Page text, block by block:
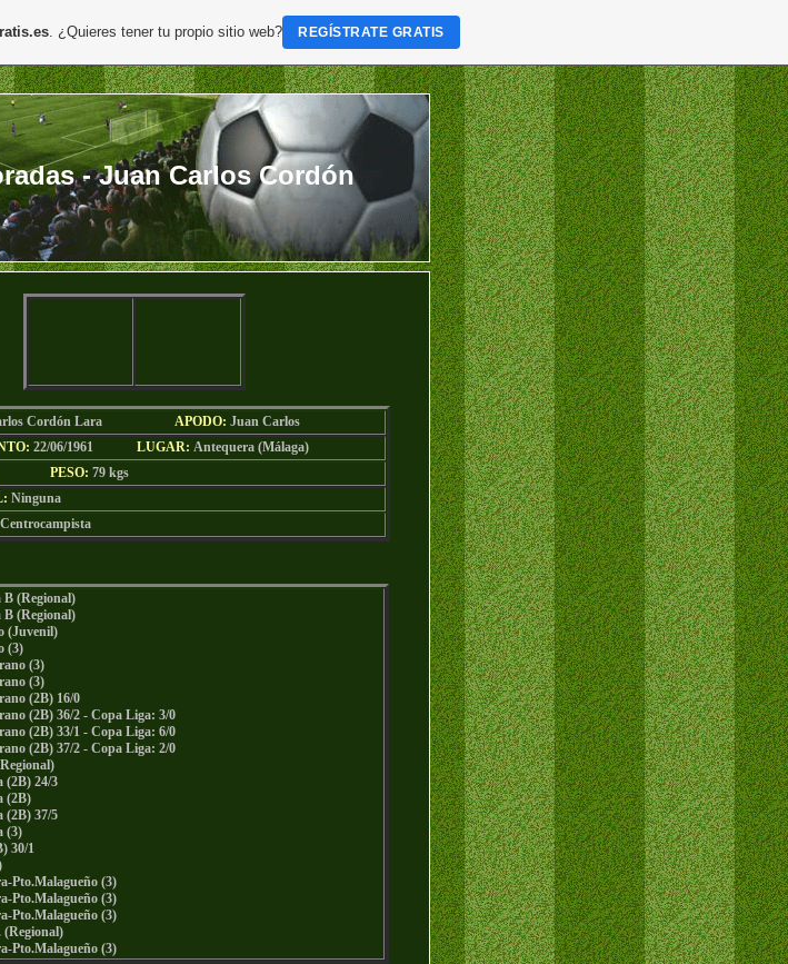
- Juan Carlos Cordón
Cordón Lara APODO: Juan Carlos
22/06/1961 LUGAR: Antequera (Málaga)
PESO: 79 kgs
Ninguna
Centrocampista
B (Regional)
B (Regional)
(Juvenil)
(3)
(3)
(3)
(2B) 16/0
(2B) 36/2 - Copa Liga: 3/0
(2B) 33/1 - Copa Liga: 6/0
(2B) 37/2 - Copa Liga: 2/0
(2B) 24/3
(2B)
(2B) 37/5
(3)
30/1
Pto.Malagueño (3)
Pto.Malagueño (3)
Pto.Malagueño (3)
(Regional)
Pto.Malagueño (3)
. ¿Quieres tener tu propio sitio web? REGÍSTRATE GRATIS